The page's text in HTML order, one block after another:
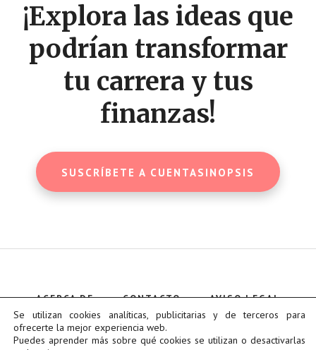
¡Explora las ideas que
podrían transformar
tu carrera y tus
finanzas!
SUSCRÍBETE A CUENTASINOPSIS
ACERCA DE CONTACTO
AVISO LEGAL
POLÍTICA DE COOKIES
POLÍTICA DE PRIVACIDAD
Se utilizan cookies analíticas, publicitarias y de terceros para
ofrecerte la mejor experiencia web.
Puedes aprender más sobre qué cookies se utilizan o desactivarlas